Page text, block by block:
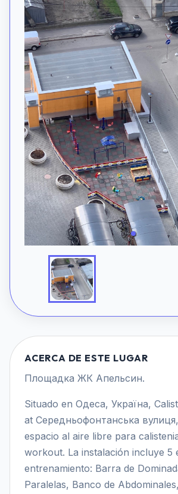
ACERCA DE ESTE LUGAR
Площадка ЖК Апельсин.
Situado en Одеса, Україна,
at Середньофонтанська
espacio al aire libre para
workout. La instalación incluye 5
entrenamiento: Barra de
Paralelas, Banco de